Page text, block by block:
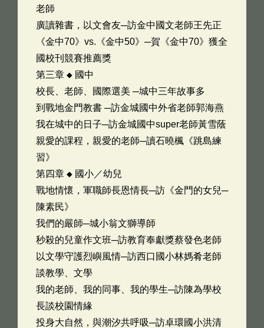
老師
廣讀雜書，以文會友─訪金中國文老師王先正
《金中70》vs.《金中50》─賀《金中70》獲全
國校刊競賽推薦獎
第三章 ◆ 國中
校長、老師、國際選美 ─城中三年故事多
到戰地金門教書 ─訪金城國中外省老師郭海燕
我在城中的日子─訪金城國中super老師黃雪蔭
親愛的課程，親愛的老師─讀石曉楓《跳島練
習》
第四章 ◆ 國小／幼兒
戰地情懷，軍職師長恩情長─訪《金門的女兒─
陳素民》
我們的嚴師─城小翁文獅導師
秒殺的兒童作文班─訪教育奉獻獎蔡發色老師
以文學守護烈嶼風情─訪西口國小林媽肴老師
談教學、文學
我的老師、我的同事、我的學生─訪陳為學校
長談校園情緣
投身大自然，與潮汐共呼吸─訪卓環國小洪清